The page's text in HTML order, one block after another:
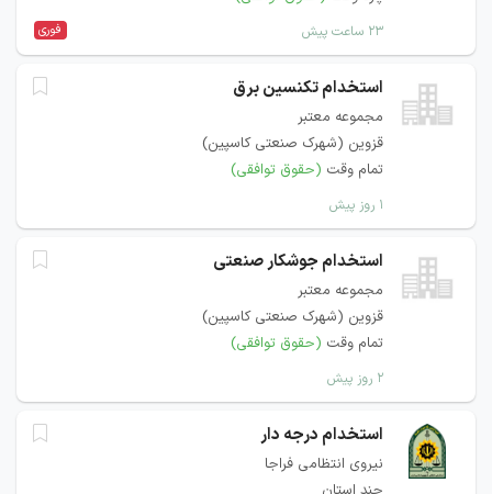
۲۳ ساعت پیش فوری
استخدام تکنسین برق
مجموعه معتبر
قزوین (شهرک صنعتی کاسپین)
تمام وقت (حقوق توافقی)
۱ روز پیش
استخدام جوشکار صنعتی
مجموعه معتبر
قزوین (شهرک صنعتی کاسپین)
تمام وقت (حقوق توافقی)
۲ روز پیش
استخدام درجه دار
نیروی انتظامی فراجا